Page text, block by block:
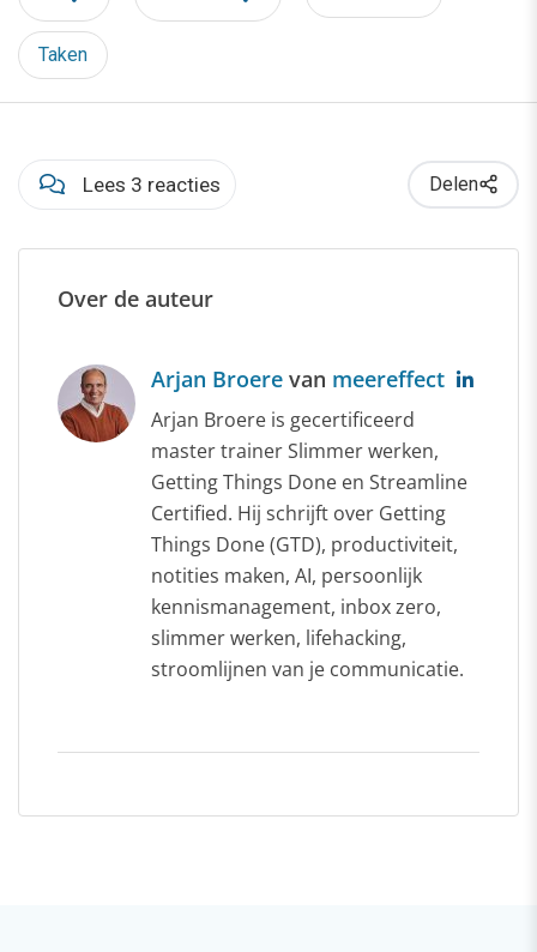
Taken
Lees 3 reacties Delen
Over de auteur
Arjan Broere van meereffect
Arjan Broere is gecertificeerd
master trainer Slimmer werken,
Getting Things Done en Streamline
Certified. Hij schrijft over Getting
Things Done (GTD), productiviteit,
notities maken, AI, persoonlijk
kennismanagement, inbox zero,
slimmer werken, lifehacking,
stroomlijnen van je communicatie.